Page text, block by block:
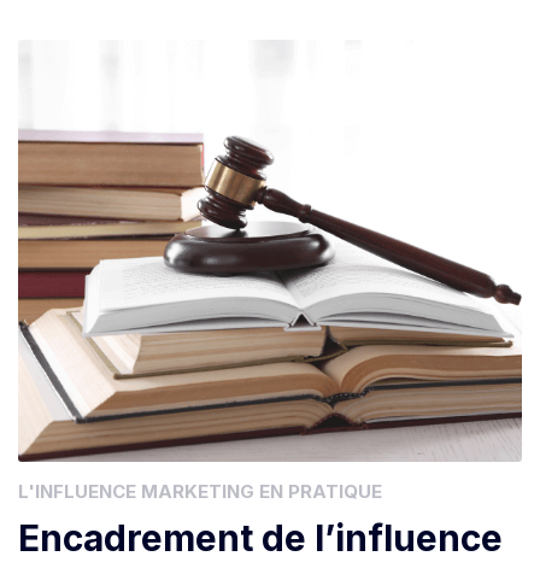
L'INFLUENCE MARKETING EN PRATIQUE
Encadrement de l’influence